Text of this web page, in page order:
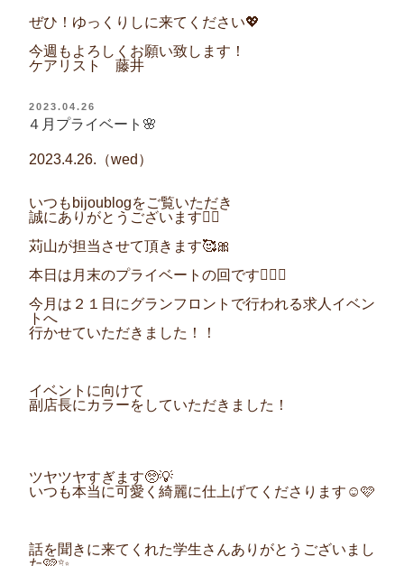
ぜひ！ゆっくりしに来てください💖
今週もよろしくお願い致します！
ケアリスト 藤井
投
日:
2023.04.26
４月プライベート🌸
2023.4.26. （wed ）
いつも bijoublogをご覧いただき
誠にありがとうございます🙇‍♀️
苅山が担当させて頂きます🥰🎀
本日は月末のプライベートの回です🙆‍♀️✨
今月は２１日にグランフロントで行われる求人イベン
トへ
行かせていただきました！！
イベントに向けて
副店長にカラーをしていただきました！
ツヤツヤすぎます🥺💡
いつも本当に可愛く綺麗に仕上げてくださります☺️🩷
話を聞きに来てくれた学生さんありがとうございまし